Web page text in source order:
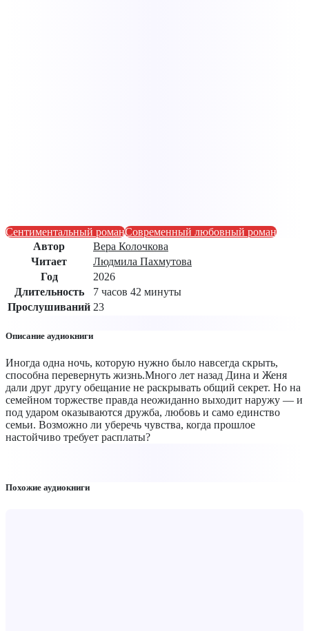
Сентиментальный романСовременный любовный роман
Автор
Вера Колочкова
Читает
Людмила Пахмутова
Год
2026
Длительность
7 часов 42 минуты
Прослушиваний 23
Описание аудиокниги
Иногда одна ночь, которую нужно было навсегда скрыть,
способна перевернуть жизнь.Много лет назад Дина и Женя
дали друг другу обещание не раскрывать общий секрет. Но на
семейном торжестве правда неожиданно выходит наружу — и
под ударом оказываются дружба, любовь и само единство
семьи. Возможно ли уберечь чувства, когда прошлое
настойчиво требует расплаты?
Похожие аудиокниги